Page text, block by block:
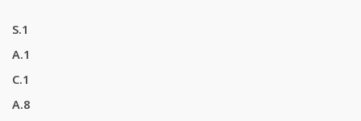
S.1
A.1
C.1
A.8